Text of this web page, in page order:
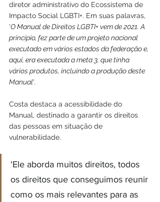
diretor administrativo do Ecossistema de
Impacto Social LGBTI+. Em suas palavras,
'O Manual de Direitos LGBTI+ vem de 2021. A
princípio, fez parte de um projeto nacional
executado em vários estados da federação e,
aqui, era executada a meta 3, que tinha
vários produtos, incluindo a produção deste
Manual'.
Costa destaca a acessibilidade do
Manual, destinado a garantir os direitos
das pessoas em situação de
vulnerabilidade.
'Ele aborda muitos direitos, todos
os direitos que conseguimos reunir
como os mais relevantes para as